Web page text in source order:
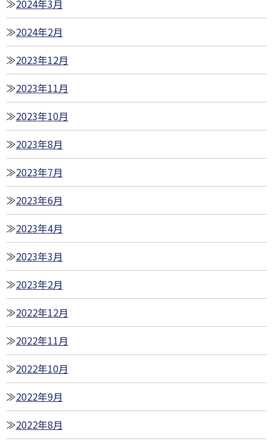
2024年3月
2024年2月
2023年12月
2023年11月
2023年10月
2023年8月
2023年7月
2023年6月
2023年4月
2023年3月
2023年2月
2022年12月
2022年11月
2022年10月
2022年9月
2022年8月